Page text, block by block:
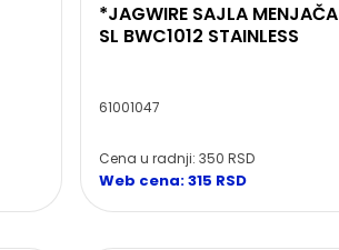
*JAGWIRE SAJLA MENJAČA
SL BWC1012 STAINLESS
61001047
Cena u radnji: 350 RSD
Web cena: 315 RSD